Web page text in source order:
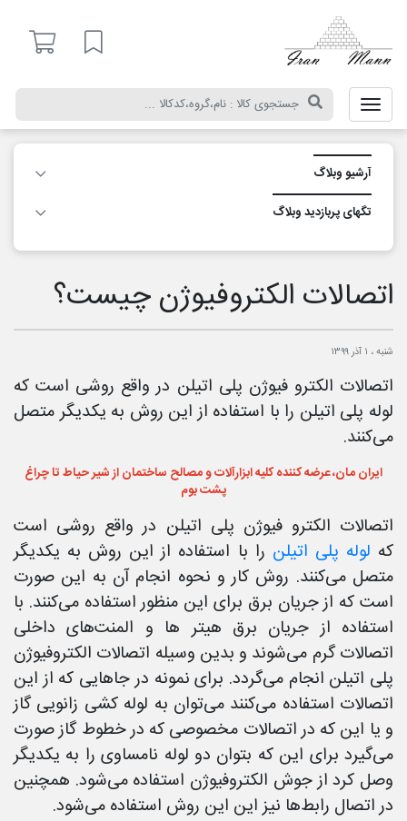
لیست مورد علاقه
آرشیو وبلاگ
تگ‎های پربازدید وبلاگ
اتصالات الکتروفیوژن چیست؟
شنبه ، ۱ آذر ۱۳۹۹
اتصالات الکترو فیوژن پلی اتیلن در واقع روشی است که
لوله‌ پلی اتیلن را با استفاده از این روش به یکدیگر متصل
می‌کنند.
ایران مان، عرضه کننده کلیه ابزارآلات و مصالح ساختمان از شیر حیاط تا چراغ
پشت بوم
اتصالات الکترو فیوژن پلی اتیلن در واقع روشی است
که لوله‌ پلی اتیلن را با استفاده از این روش به یکدیگر
متصل می‌کنند. روش کار و نحوه انجام آن به این صورت
است که از جریان برق برای این منظور استفاده می‌کنند. با
استفاده از جریان برق هیتر ها و المنت‌های داخلی
اتصالات گرم می‌شوند و بدین وسیله اتصالات الکتروفیوژن
پلی اتیلن انجام می‌گردد. برای نمونه در جاهایی که از این
اتصالات استفاده می‌کنند می‌توان به لوله کشی زانویی گاز
و یا این که در اتصالات مخصوصی که در خطوط گاز صورت
می‌گیرد برای این که بتوان دو لوله نامساوی را به یکدیگر
وصل کرد از جوش الکتروفیوژن استفاده می‌شود. همچنین
در اتصال رابط‌ها نیز این این روش استفاده می‌شود.